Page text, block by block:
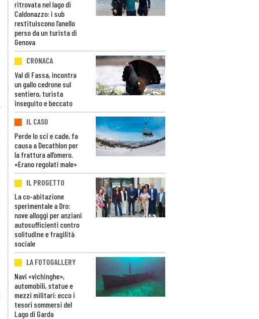
ritrovata nel lago di
Caldonazzo: i sub
restituiscono l’anello
perso da un turista di
Genova
CRONACA
Val di Fassa, incontra
un gallo cedrone sul
sentiero, turista
inseguito e beccato
IL CASO
Perde lo sci e cade, fa
causa a Decathlon per
la frattura all’omero.
«Erano regolati male»
IL PROGETTO
La co-abitazione
sperimentale a Dro:
nove alloggi per anziani
autosufficienti contro
solitudine e fragilità
sociale
LA FOTOGALLERY
Navi «vichinghe»,
automobili, statue e
mezzi militari: ecco i
tesori sommersi del
Lago di Garda